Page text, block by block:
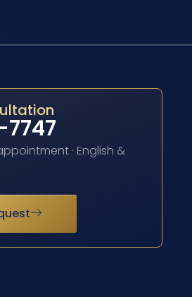
· English &